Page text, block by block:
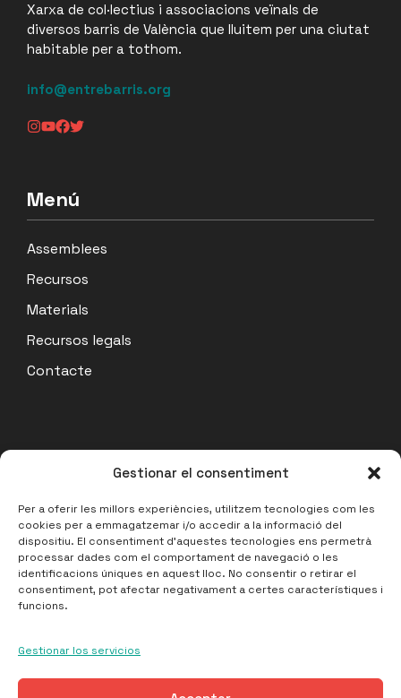
Gestionar el consentiment
Per a oferir les millors experiències, utilitzem tecnologies com les
cookies per a emmagatzemar i/o accedir a la informació del
dispositiu. El consentiment d'aquestes tecnologies ens permetrà
processar dades com el comportament de navegació o les
identificacions úniques en aquest lloc. No consentir o retirar el
consentiment, pot afectar negativament a certes característiques i
funcions.
Gestionar los servicios
Xarxa de col·lectius i associacions veïnals de
diversos barris de València que lluitem per una ciutat
habitable per a tothom.
info@entrebarris.org
Menú
Assemblees
Recursos
Materials
Recursos legals
Contacte
Actualitat
Acta Assemblea Coordinadora 07/07/26
14 julio, 2026
Acta Assemblea de Barris 17/06/2026
27 junio, 2026